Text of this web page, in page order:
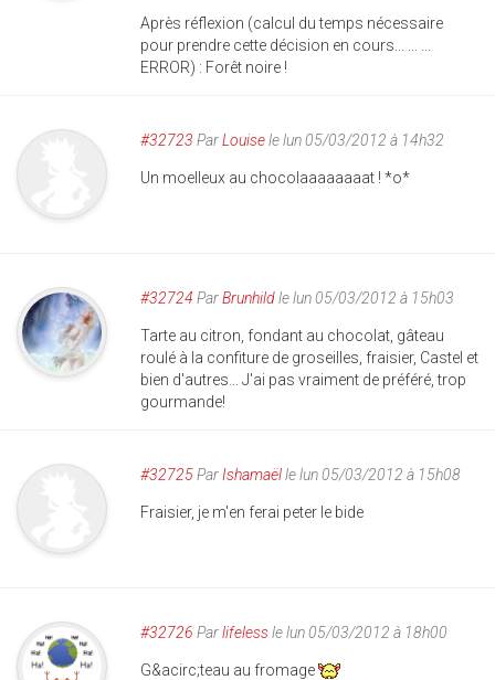
Après réflexion (calcul du temps nécessaire
pour prendre cette décision en cours... ... ...
ERROR) : Forêt noire !
#32723 ParLouisele lun 05/03/2012 à 14h32
Un moelleux au chocolaaaaaaaat ! *o*
#32724 ParBrunhildle lun 05/03/2012 à 15h03
Tarte au citron, fondant au chocolat, gâteau
roulé à la confiture de groseilles, fraisier, Castel et
bien d'autres... J'ai pas vraiment de préféré, trop
gourmande!
#32725Par Ishamaëlle lun 05/03/2012 à 15h08
Fraisier, je m'en ferai peter le bide
#32726 Parlifelessle lun 05/03/2012 à 18h00
G&acirc;teau au fromage